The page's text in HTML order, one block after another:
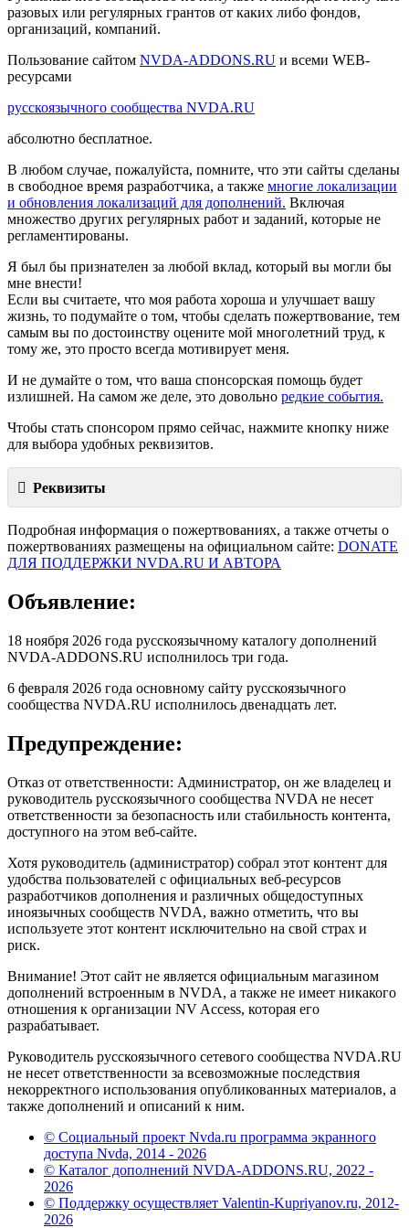
разовых или регулярных грантов от каких либо фондов,
организаций, компаний.
Пользование сайтом NVDA-ADDONS.RU и всеми WEB-
ресурсами
русскоязычного сообщества NVDA.RU
абсолютно бесплатное.
В любом случае, пожалуйста, помните, что эти сайты сделаны
в свободное время разработчика, а также многие локализации
и обновления локализаций для дополнений. Включая
множество других регулярных работ и заданий, которые не
регламентированы.
Я был бы признателен за любой вклад, который вы могли бы
мне внести!
Если вы считаете, что моя работа хороша и улучшает вашу
жизнь, то подумайте о том, чтобы сделать пожертвование, тем
самым вы по достоинству оцените мой многолетний труд, к
тому же, это просто всегда мотивирует меня.
И не думайте о том, что ваша спонсорская помощь будет
излишней. На самом же деле, это довольно редкие события.
Чтобы стать спонсором прямо сейчас, нажмите кнопку ниже
для выбора удобных реквизитов.
Реквизиты
Подробная информация о пожертвованиях, а также отчеты о
пожертвованиях размещены на официальном сайте: DONATE
ДЛЯ ПОДДЕРЖКИ NVDA.RU И АВТОРА
Объявление:
18 ноября 2026 года русскоязычному каталогу дополнений
NVDA-ADDONS.RU исполнилось три года.
6 февраля 2026 года основному сайту русскоязычного
сообщества NVDA.RU исполнилось двенадцать лет.
Предупреждение:
Отказ от ответственности: Администратор, он же владелец и
руководитель русскоязычного сообщества NVDA не несет
ответственности за безопасность или стабильность контента,
доступного на этом веб-сайте.
Хотя руководитель (администратор) собрал этот контент для
удобства пользователей с официальных веб-ресурсов
разработчиков дополнения и различных общедоступных
иноязычных сообществ NVDA, важно отметить, что вы
используете этот контент исключительно на свой страх и
риск.
Внимание! Этот сайт не является официальным магазином
дополнений встроенным в NVDA, а также не имеет никакого
отношения к организации NV Access, которая его
разрабатывает.
Руководитель русскоязычного сетевого сообщества NVDA.RU
не несет ответственности за всевозможные последствия
некорректного использования опубликованных материалов, а
также дополнений и описаний к ним.
© Социальный проект Nvda.ru программа экранного
доступа Nvda, 2014 - 2026
© Каталог дополнений NVDA-ADDONS.RU, 2022 -
2026
© Поддержку осуществляет Valentin-Kupriyanov.ru, 2012-
2026